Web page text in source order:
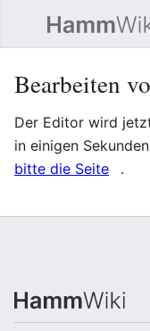
Bearbeiten
Der Editor wird
in einigen
bitte die Seite
.